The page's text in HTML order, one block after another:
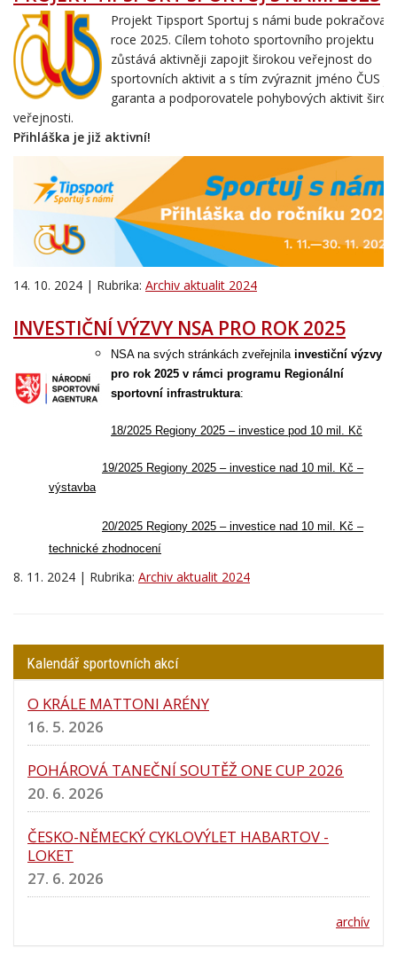
Projekt Tipsport Sportuj s námi bude pokračovat
roce 2025. Cílem tohoto sportovního projektu
zůstává aktivněji zapojit širokou veřejnost do
sportovních aktivit a s tím zvýraznit jméno ČUS
garanta a podporovatele pohybových aktivit
veřejnosti.
Přihláška je již aktivní!
14. 10. 2024 | Rubrika: Archiv aktualit 2024
INVESTIČNÍ VÝZVY NSA PRO ROK 2025
NSA na svých stránkách zveřejnila investiční výzvy
pro rok 2025 v rámci programu Regionální
sportovní infrastruktura:
18/2025 Regiony 2025 – investice pod 10 mil. Kč
19/2025 Regiony 2025 – investice nad 10 mil. Kč –
výstavba
20/2025 Regiony 2025 – investice nad 10 mil. Kč –
technické zhodnocení
8. 11. 2024 | Rubrika: Archiv aktualit 2024
Kalendář sportovních akcí
O KRÁLE MATTONI ARÉNY
16. 5. 2026
POHÁROVÁ TANEČNÍ SOUTĚŽ ONE CUP 2026
20. 6. 2026
ČESKO-NĚMECKÝ CYKLOVÝLET HABARTOV -
LOKET
27. 6. 2026
archív